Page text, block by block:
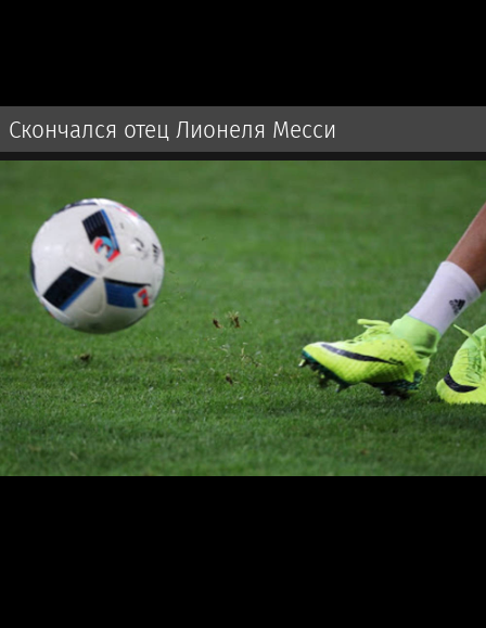
Скончался отец Лионеля Месси